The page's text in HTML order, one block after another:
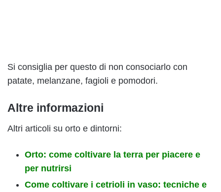
Si consiglia per questo di non consociarlo con
patate, melanzane, fagioli e pomodori.
Altre informazioni
Altri articoli su orto e dintorni:
Orto: come coltivare la terra per piacere e
per nutrirsi
Come coltivare i cetrioli in vaso: tecniche e